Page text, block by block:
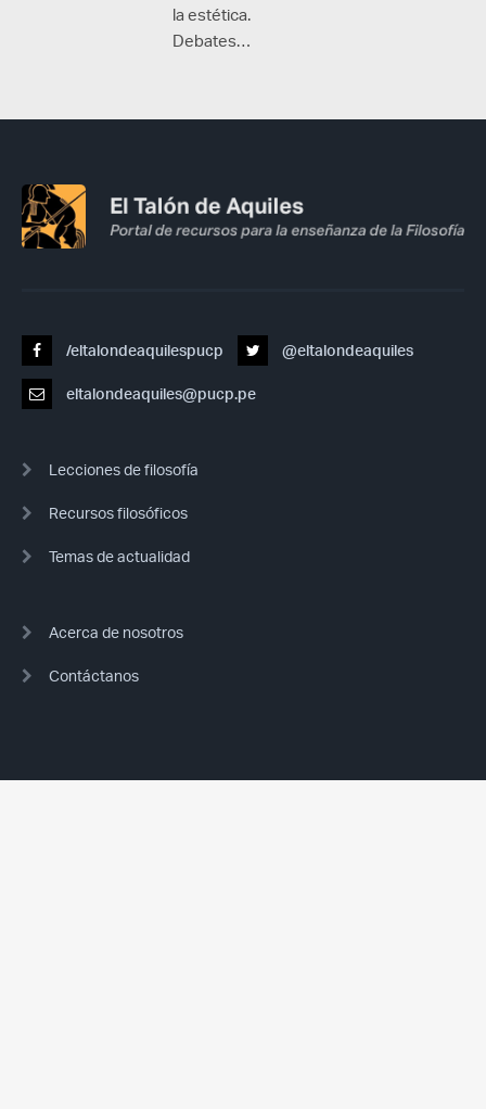
la estética.
Debates…
/eltalondeaquilespucp @eltalondeaquiles
eltalondeaquiles@pucp.pe
Lecciones de filosofía
Recursos filosóficos
Temas de actualidad
Acerca de nosotros
Contáctanos